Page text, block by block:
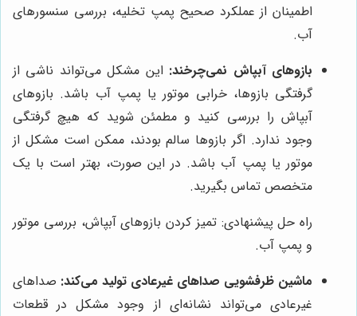
اطمینان از عملکرد صحیح پمپ تخلیه، بررسی سنسورهای
آب.
بازوهای آبپاش نمی‌چرخند: این مشکل می‌تواند ناشی از
گرفتگی بازوها، خرابی موتور یا پمپ آب باشد. بازوهای
آبپاش را بررسی کنید و مطمئن شوید که هیچ گرفتگی
وجود ندارد. اگر بازوها سالم بودند، ممکن است مشکل از
موتور یا پمپ آب باشد. در این صورت، بهتر است با یک
متخصص تماس بگیرید.
راه حل پیشنهادی: تمیز کردن بازوهای آبپاش، بررسی موتور
و پمپ آب.
ماشین ظرفشویی صداهای غیرعادی تولید می‌کند: صداهای
غیرعادی می‌تواند نشانه‌ای از وجود مشکل در قطعات